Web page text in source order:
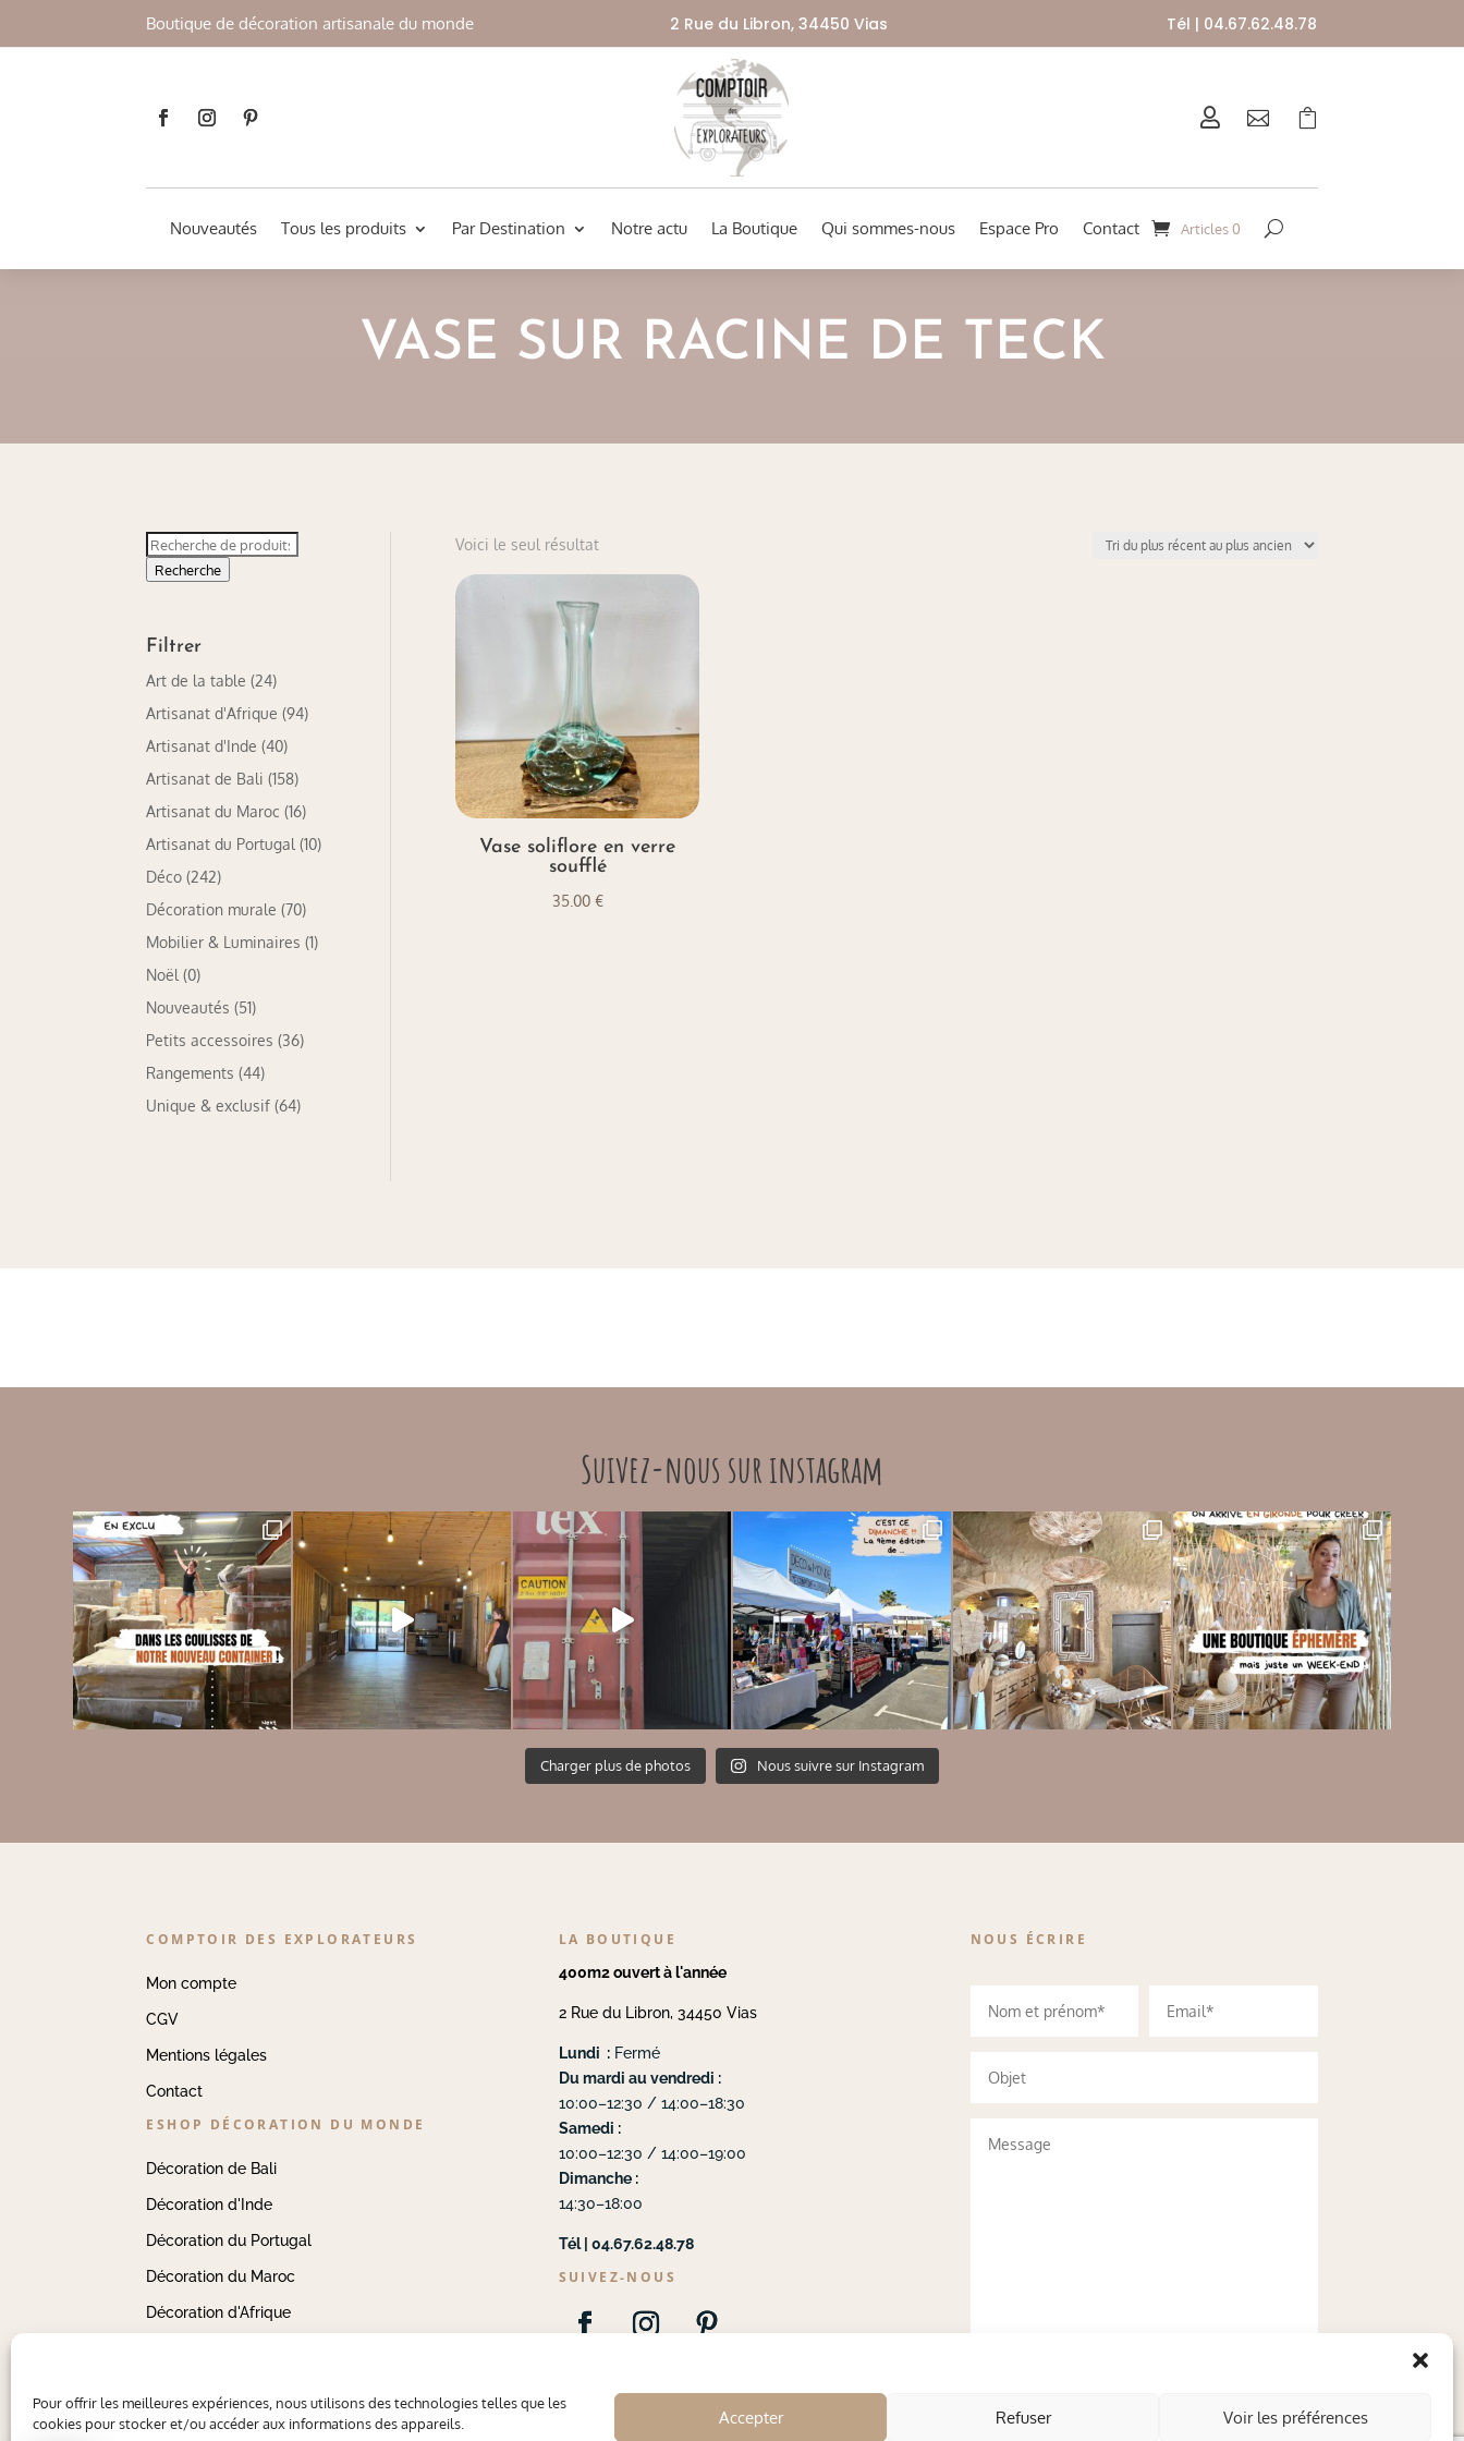
Pour offrir les meilleures expériences, nous utilisons des technologies telles que les
cookies pour stocker et/ou accéder aux informations des appareils.
Accepter Refuser Voir les préférences
Boutique de décoration artisanale du monde 2 Rue du Libron, 34450 Vias Tél | 04.67.62.48.78
  
Nouveautés Tous les produits Par Destination Notre actu La Boutique Qui sommes-nous Espace Pro Contact Articles 0
VASE SUR RACINE DE TECK
Recherche
pour :
Recherche
Filtrer
Art de la table (24)
Artisanat d'Afrique (94)
Artisanat d'Inde (40)
Artisanat de Bali (158)
Artisanat du Maroc (16)
Artisanat du Portugal (10)
Déco (242)
Décoration murale (70)
Mobilier & Luminaires (1)
Noël (0)
Nouveautés (51)
Petits accessoires (36)
Rangements (44)
Unique & exclusif (64)
Voici le seul résultat
Vase soliflore en verre
soufflé
35.00 €
Suivez-nous sur instagram
Charger plus de photos Nous suivre sur Instagram
COMPTOIR DES EXPLORATEURS
Mon compte
CGV
Mentions légales
Contact
ESHOP DÉCORATION DU MONDE
Décoration de Bali
Décoration d'Inde
Décoration du Portugal
Décoration du Maroc
Décoration d'Afrique
LA BOUTIQUE
400m2 ouvert à l'année
2 Rue du Libron, 34450 Vias
Lundi :Fermé
Du mardi au vendredi :
10:00–12:30 / 14:00–18:30
Samedi :
10:00–12:30 / 14:00–19:00
Dimanche :
14:30–18:00
Tél | 04.67.62.48.78
SUIVEZ-NOUS
NOUS ÉCRIRE
Envoyer